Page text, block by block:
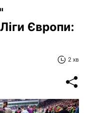
Європи:
2 хв